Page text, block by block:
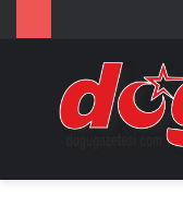
Arama
...